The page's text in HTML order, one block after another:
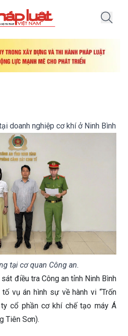
doanh nghiệp cơ khí ở Ninh Bình
tại cơ quan Công an.
điều tra Công an tỉnh Ninh Bình
vụ án hình sự về hành vi “Trốn
cổ phần cơ khí chế tạo máy Á
Tiên Sơn).